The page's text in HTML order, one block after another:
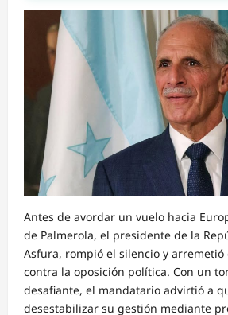
Antes de avordar un vuelo hacia
de Palmerola, el presidente de la
Asfura, rompió el silencio y
contra la oposición política. Con un
desafiante, el mandatario advirtió a
desestabilizar su gestión mediante